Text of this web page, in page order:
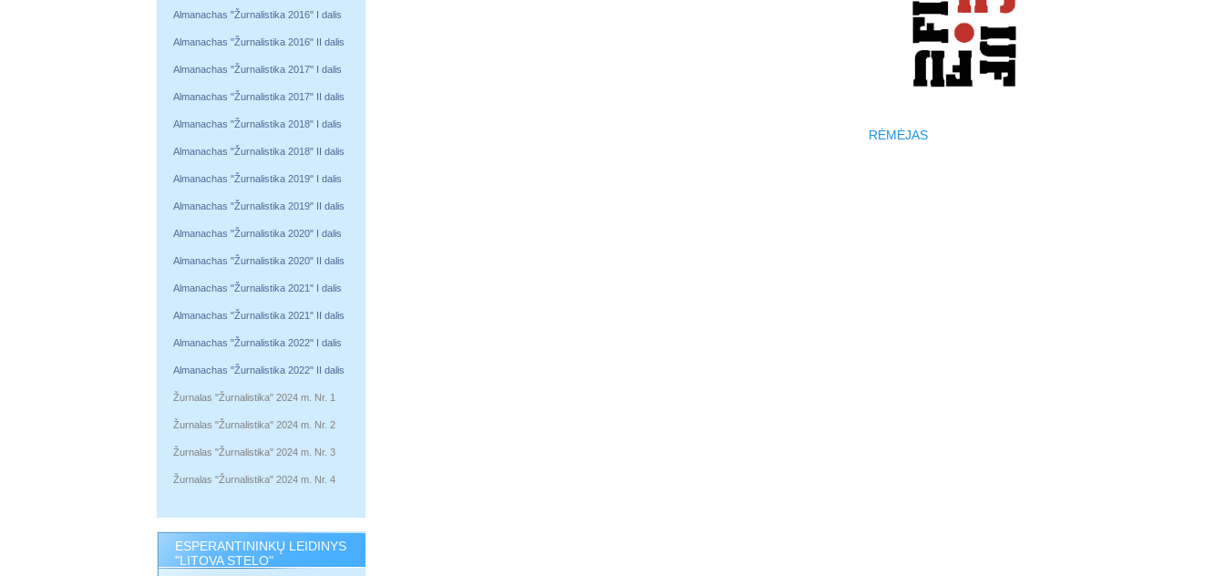
Almanachas "Žurnalistika 2016" I dalis
Almanachas "Žurnalistika 2016" II dalis
Almanachas "Žurnalistika 2017" I dalis
Almanachas "Žurnalistika 2017" II dalis
Almanachas "Žurnalistika 2018" I dalis
Almanachas "Žurnalistika 2018" II dalis
Almanachas "Žurnalistika 2019" I dalis
Almanachas "Žurnalistika 2019" II dalis
Almanachas "Žurnalistika 2020" I dalis
Almanachas "Žurnalistika 2020" II dalis
Almanachas "Žurnalistika 2021" I dalis
Almanachas "Žurnalistika 2021" II dalis
Almanachas "Žurnalistika 2022" I dalis
Almanachas "Žurnalistika 2022" II dalis
Žurnalas "Žurnalistika" 2024 m. Nr. 1
Žurnalas "Žurnalistika" 2024 m. Nr. 2
Žurnalas "Žurnalistika" 2024 m. Nr. 3
Žurnalas "Žurnalistika" 2024 m. Nr. 4
ESPERANTININKŲ LEIDINYS
"LITOVA STELO"
RĖMĖJAS